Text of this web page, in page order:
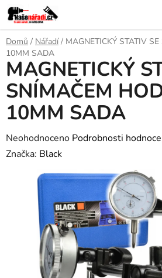
Přejít
na
obsah
Domů / Nářadí / MAGNETICKÝ STATIV
10MM SADA
MAGNETICKÝ
SNÍMAČEM
10MM SADA
Průměrné
hodnocení
hvězdiček.
Neohodnoceno Podrobnosti
Značka: Black